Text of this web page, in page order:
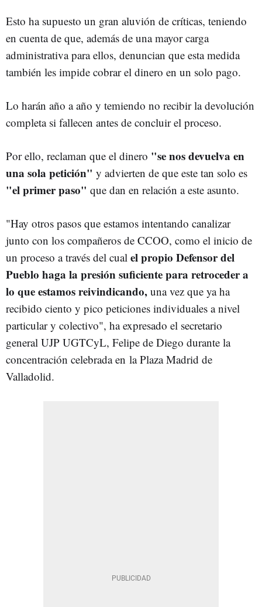
Esto ha supuesto un gran aluvión de críticas, teniendo
en cuenta de que, además de una mayor carga
administrativa para ellos, denuncian que esta medida
también les impide cobrar el dinero en un solo pago.
Lo harán año a año y temiendo no recibir la devolución
completa si fallecen antes de concluir el proceso.
Por ello, reclaman que el dinero "se nos devuelva en
una sola petición" y advierten de que este tan solo es
"el primer paso" que dan en relación a este asunto.
"Hay otros pasos que estamos intentando canalizar
junto con los compañeros de CCOO, como el inicio de
un proceso a través del cual el propio Defensor del
Pueblo haga la presión suficiente para retroceder a
lo que estamos reivindicando, una vez que ya ha
recibido ciento y pico peticiones individuales a nivel
particular y colectivo", ha expresado el secretario
general UJP UGTCyL, Felipe de Diego durante la
concentración celebrada en la Plaza Madrid de
Valladolid.